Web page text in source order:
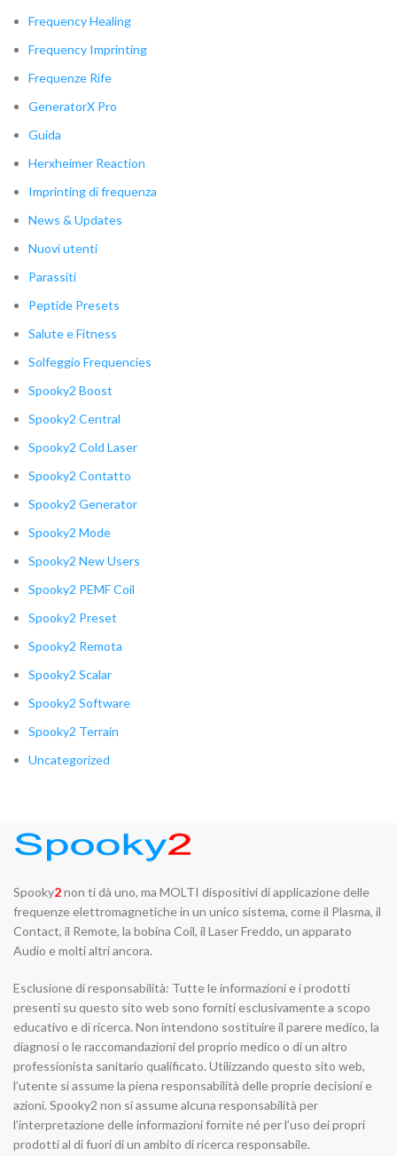
Frequency Healing
Frequency Imprinting
Frequenze Rife
GeneratorX Pro
Guida
Herxheimer Reaction
Imprinting di frequenza
News & Updates
Nuovi utenti
Parassiti
Peptide Presets
Salute e Fitness
Solfeggio Frequencies
Spooky2 Boost
Spooky2 Central
Spooky2 Cold Laser
Spooky2 Contatto
Spooky2 Generator
Spooky2 Mode
Spooky2 New Users
Spooky2 PEMF Coil
Spooky2 Preset
Spooky2 Remota
Spooky2 Scalar
Spooky2 Software
Spooky2 Terrain
Uncategorized
Spooky2non ti dà uno, ma MOLTI dispositivi di applicazione delle
frequenze elettromagnetiche in un unico sistema, come il Plasma, il
Contact, il Remote, la bobina Coil, il Laser Freddo, un apparato
Audio e molti altri ancora.
Esclusione di responsabilità: Tutte le informazioni e i prodotti
presenti su questo sito web sono forniti esclusivamente a scopo
educativo e di ricerca. Non intendono sostituire il parere medico, la
diagnosi o le raccomandazioni del proprio medico o di un altro
professionista sanitario qualificato. Utilizzando questo sito web,
l’utente si assume la piena responsabilità delle proprie decisioni e
azioni. Spooky2 non si assume alcuna responsabilità per
l’interpretazione delle informazioni fornite né per l’uso dei propri
prodotti al di fuori di un ambito di ricerca responsabile.